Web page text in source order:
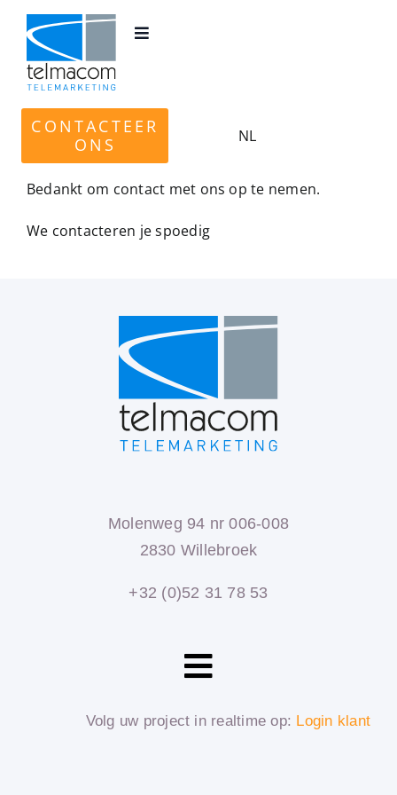
naar
inhoud
CONTACTEER
ONS
NL
Toggle
HOME
DIENSTEN
OVER ONS
Bedankt om contact met ons op te nemen.
We contacteren je spoedig
Molenweg 94 nr 006-008
2830 Willebroek
+32 (0)52 31 78 53
Toggle
Navigation
HOMEVolg uw project in realtime op: Login klant